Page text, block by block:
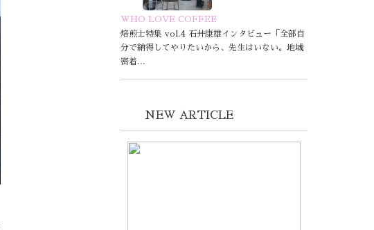
WHO LOVE COFFEE
焙煎士特集 vol.4 石井康雄インタビュー「全部自
分で納得してやりたいから、先生はいない。地域
密着...
NEW ARTICLE